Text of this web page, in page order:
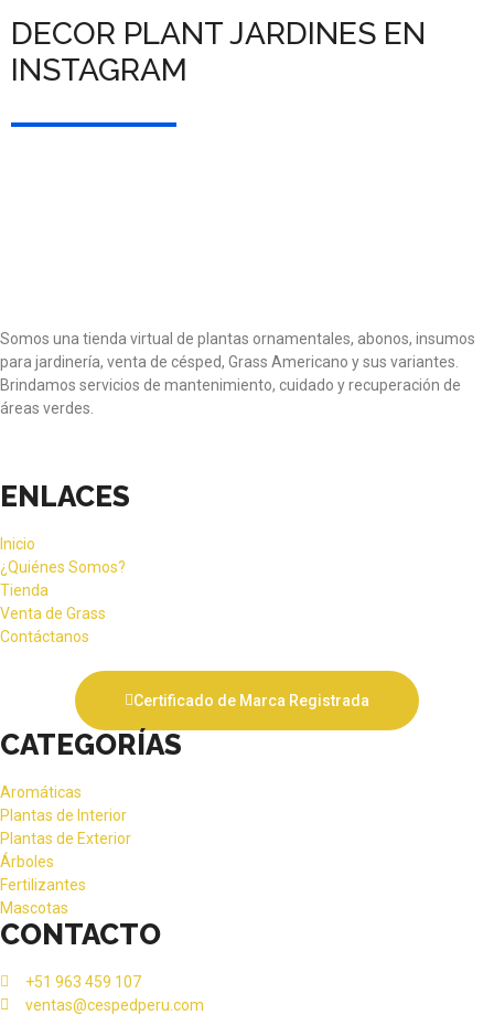
DECOR PLANT JARDINES EN
INSTAGRAM
Somos una tienda virtual de plantas ornamentales, abonos, insumos
para jardinería, venta de césped, Grass Americano y sus variantes.
Brindamos servicios de mantenimiento, cuidado y recuperación de
áreas verdes.
ENLACES
Inicio
¿Quiénes Somos?
Tienda
Venta de Grass
Contáctanos
Certificado de Marca Registrada
CATEGORÍAS
Aromáticas
Plantas de Interior
Plantas de Exterior
Árboles
Fertilizantes
Mascotas
CONTACTO
+51 963 459 107
ventas@cespedperu.com